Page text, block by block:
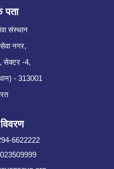
पता
संस्थान
नगर,
सेक्टर -4,
- 313001
6622222